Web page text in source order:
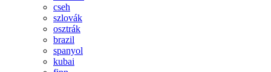
cseh
szlovák
osztrák
brazil
spanyol
kubai